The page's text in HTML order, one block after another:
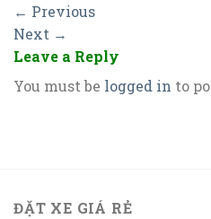
← Previous
Next →
Leave a Reply
You must be logged in to
ĐẶT XE GIÁ RẺ